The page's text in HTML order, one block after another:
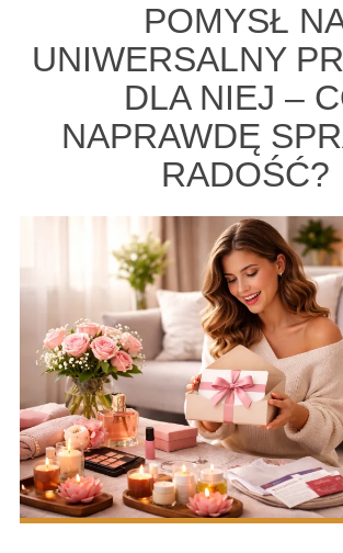
POMYSŁ
UNIWERSALNY
DLA NIEJ –
NAPRAWDĘ
RADOŚĆ?